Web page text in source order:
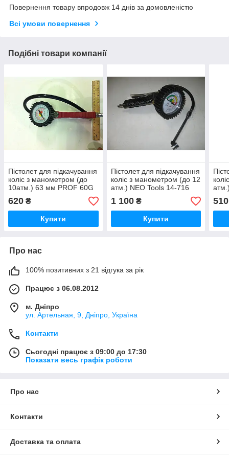
Повернення товару впродовж 14 днів за домовленістю
Всі умови повернення
Подібні товари компанії
Пістолет для підкачування
коліс з манометром (до
10атм.) 63 мм PROF 60G
пневматичний РТ-0505
620 ₴
Купити
Пістолет для підкачування
коліс з манометром (до 12
атм.) NEO Tools 14-716
1 100₴
Купити
510
Про нас
100% позитивних з 21 відгука за рік
Працює з 06.08.2012
м. Дніпро
ул. Артельная, 9, Дніпро, Україна
Контакти
Сьогодні працює з 09:00 до 17:30
Показати весь графік роботи
Про нас
Контакти
Доставка та оплата